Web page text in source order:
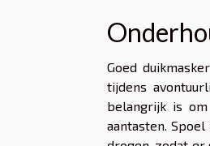
Goed
tijdens
belangrijk is
aantasten.